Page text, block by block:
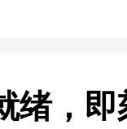
绪，即